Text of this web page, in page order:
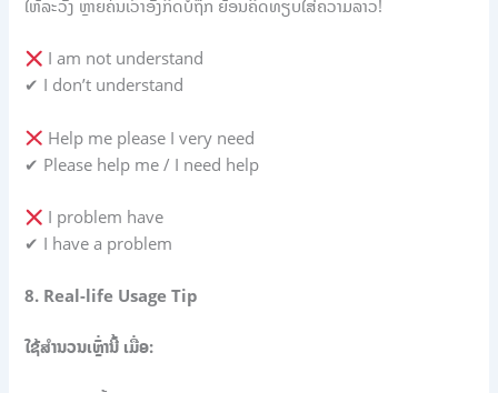
ໃຫ້ລະວັງ ຫຼາຍຄົນເວົ້າອັງກິດບໍ່ຖືກ ຍ້ອນຄິດທຽບໃສ່ຄວາມລາວ!
I am not understand
✔ I don’t understand
Help me please I very need
✔ Please help me / I need help
I problem have
✔ I have a problem
8. Real-life Usage Tip
ໃຊ້ສຳນວນເຫຼົ່ານີ້ ເມື່ອ: